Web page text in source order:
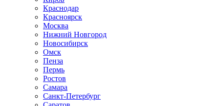
Краснодар
Красноярск
Москва
Нижний Новгород
Новосибирск
Омск
Пенза
Пермь
Ростов
Самара
Санкт-Петербург